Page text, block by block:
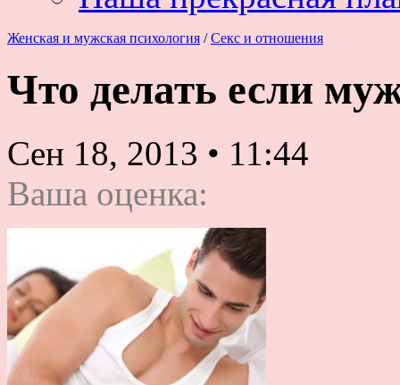
Женская и мужская психология / Секс и отношения
Что делать если
Сен 18, 2013 • 11:44
Ваша оценка: